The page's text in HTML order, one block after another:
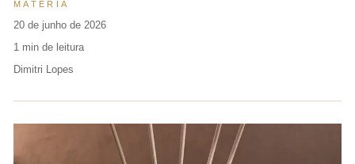
MATÉRIA
20 de junho de 2026
1 min de leitura
Dimitri Lopes